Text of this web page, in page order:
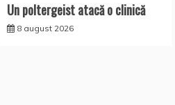
Un poltergeist atacă o clinică
8 august 2026